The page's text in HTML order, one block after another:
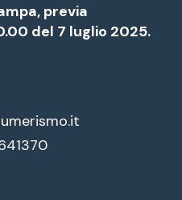
previa
del 7 luglio 2025.